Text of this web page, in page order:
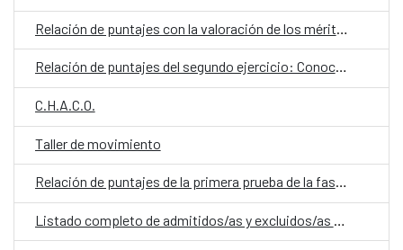
Relación de puntajes con la valoración de los méritos profesionales y formativos de la fase concurso-oposición
Relación de puntajes del segundo ejercicio: Conocimientos específicos del puesto de la fase concurso-oposición
C.H.A.C.O.
Taller de movimiento
Relación de puntajes de la primera prueba de la fase de concurso-oposición para la convocatoria de ingreso de personal fijo en el CCE de Paraguay
Listado completo de admitidos/as y excluidos/as para la convocatoria de ingreso de personal fijo en el Centro Cultural de España en Paraguay